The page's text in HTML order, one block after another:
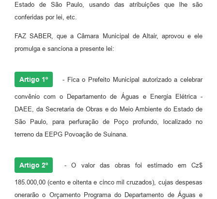
Estado de São Paulo, usando das atribuições que lhe são
conferidas por lei, etc.
FAZ SABER, que a Câmara Municipal de Altair, aprovou e ele
promulga e sanciona a presente lei:
Artigo 1º - Fica o Prefeito Municipal autorizado a celebrar
convênio com o Departamento de Águas e Energia Elétrica -
DAEE, da Secretaria de Obras e do Meio Ambiente do Estado de
São Paulo, para perfuração de Poço profundo, localizado no
terreno da EEPG Povoação de Suinana.
Artigo 2º - O valor das obras foi estimado em Cz$
185.000,00 (cento e oitenta e cinco mil cruzados), cujas despesas
onerarão o Orçamento Programa do Departamento de Águas e